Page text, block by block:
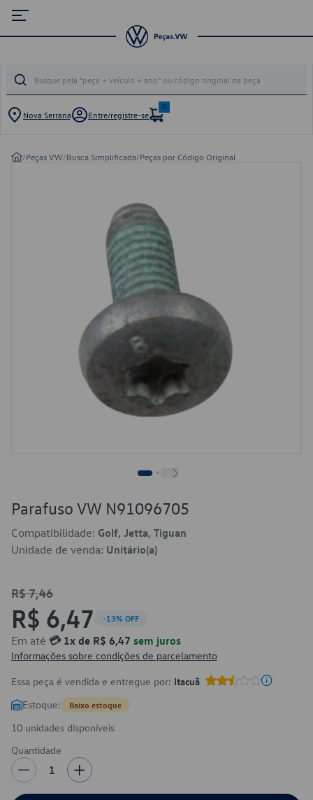
Nova Serrana Entre/registre-se
0
/Peças VW/Busca Simplificada/Peças por Código Original
Parafuso VW N91096705
Compatibilidade: Golf, Jetta, Tiguan
Unidade de venda: Unitário(a)
R$ 7,46
R$ 6,47 -13% OFF
Em até 💳 1x de R$ 6,47 sem juros
Informações sobre condições de parcelamento
Essa peça é vendida e entregue por: Itacuã
Estoque: Baixo estoque
10 unidades disponíveis
Quantidade
1